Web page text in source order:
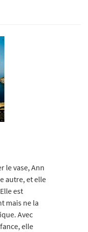
le vase, Ann
autre, et elle
est
mais ne la
Avec
elle